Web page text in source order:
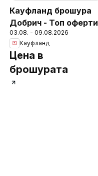
Кауфланд брошура
Добрич - Топ оферти
03.08. - 09.08.2026
Кауфланд
Цена в
брошурата